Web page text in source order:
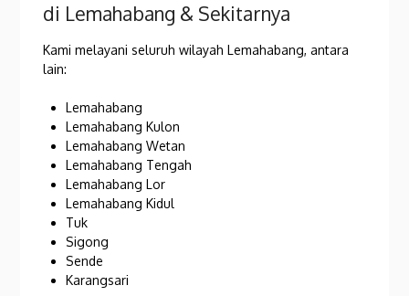
di Lemahabang & Sekitarnya
Kami melayani seluruh wilayah Lemahabang, antara
lain:
Lemahabang
Lemahabang Kulon
Lemahabang Wetan
Lemahabang Tengah
Lemahabang Lor
Lemahabang Kidul
Tuk
Sigong
Sende
Karangsari